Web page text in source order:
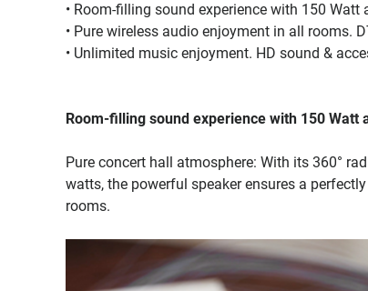
• Room-filling sound experience with 150
• Pure wireless audio enjoyment in all rooms.
• Unlimited music enjoyment. HD sound &
Room-filling sound experience with 150 Watt
Pure concert hall atmosphere: With its 360°
watts, the powerful speaker ensures a
rooms.